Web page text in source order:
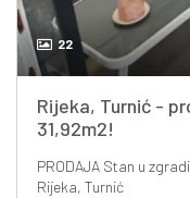
22
Rijeka, Turnić -
31,92m2!
PRODAJAStan u zgradi
Rijeka, Turnić